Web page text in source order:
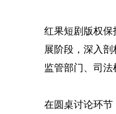
红果短剧版权保
展阶段，深入
监管部门、司法
在圆桌讨论环节